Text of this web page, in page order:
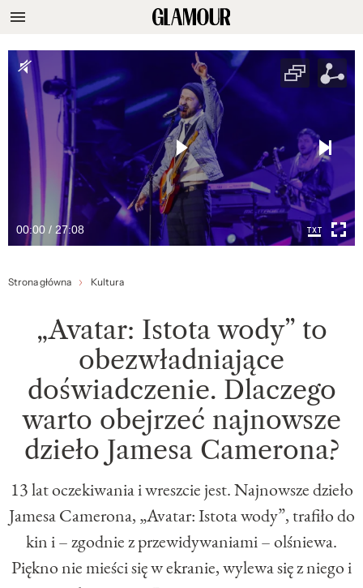
00:00 / 27:08
Strona główna Kultura
„Avatar: Istota wody” to
obezwładniające
doświadczenie. Dlaczego
warto obejrzeć najnowsze
dzieło Jamesa Camerona?
13 lat oczekiwania i wreszcie jest. Najnowsze dzieło
Jamesa Camerona, „Avatar: Istota wody”, trafiło do
kin i – zgodnie z przewidywaniami – olśniewa.
Piękno nie mieści się w ekranie, wylewa się z niego i